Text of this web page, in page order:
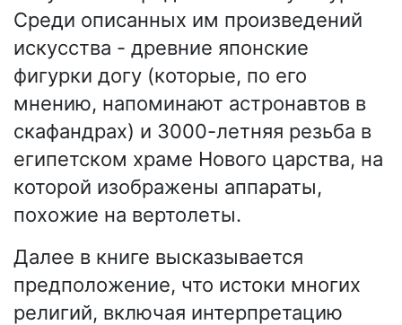
Среди описанных им произведений
искусства - древние японские
фигурки догу (которые, по его
мнению, напоминают астронавтов в
скафандрах) и 3000-летняя резьба в
египетском храме Нового царства, на
которой изображены аппараты,
похожие на вертолеты.
Далее в книге высказывается
предположение, что истоки многих
религий, включая интерпретацию